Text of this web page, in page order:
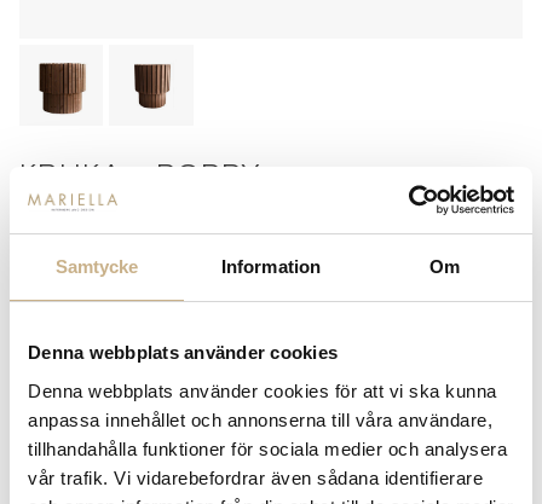
Samtycke Information Om
Denna webbplats använder cookies
Denna webbplats använder cookies för att vi ska kunna
anpassa innehållet och annonserna till våra användare,
tillhandahålla funktioner för sociala medier och analysera
vår trafik. Vi vidarebefordrar även sådana identifierare
Mini
+
- LÄGG I VARUKORG
Lagerstatus: Beställningsvara
14 dagars returrätt på lagervaror.
Läs mer
Leverans inom 3-5 arbetsdagar på lagervaror